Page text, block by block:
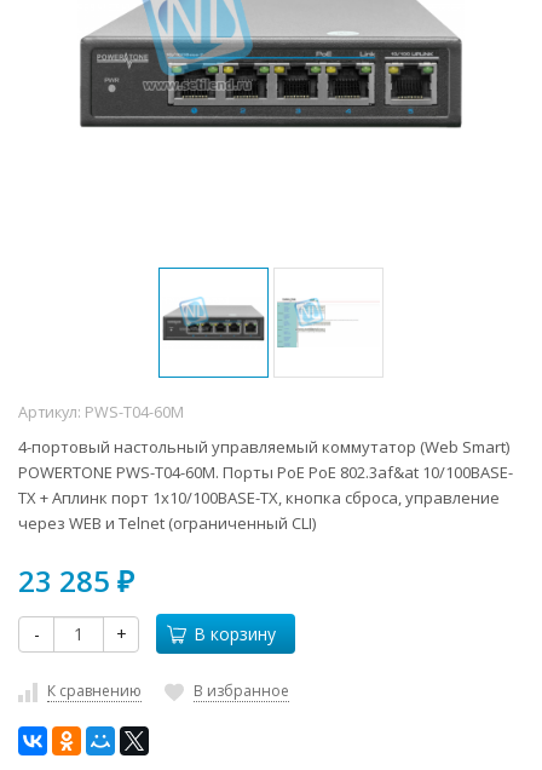
Артикул: PWS-T04-60M
4-портовый настольный управляемый коммутатор (Web Smart)
POWERTONE PWS-T04-60M. Порты PoE PoE 802.3af&at 10/100BASE-
TX + Аплинк порт 1x10/100BASE-TX, кнопка сброса, управление
через WEB и Telnet (ограниченный CLI)
23 285 ₽
- + В корзину
К сравнению В избранное